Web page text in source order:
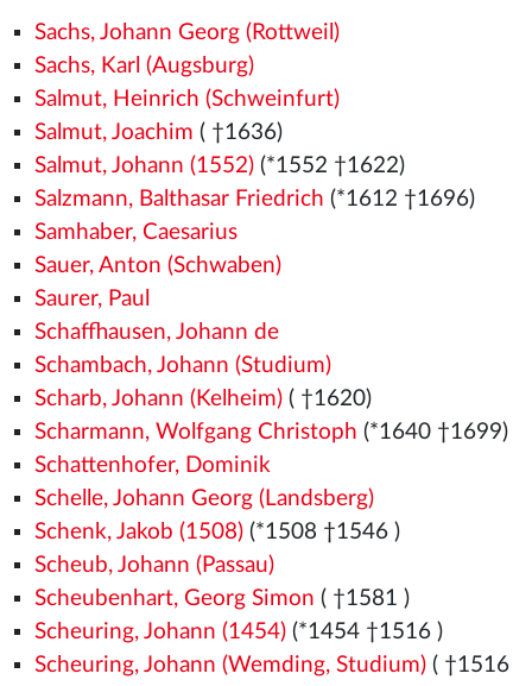
Sachs, Johann Georg (Rottweil)
Sachs, Karl (Augsburg)
Salmut, Heinrich (Schweinfurt)
Salmut, Joachim ( †1636)
Salmut, Johann (1552)(*1552 †1622)
Salzmann, Balthasar Friedrich (*1612 †1696)
Samhaber, Caesarius
Sauer, Anton (Schwaben)
Saurer, Paul
Schaffhausen, Johann de
Schambach, Johann (Studium)
Scharb, Johann (Kelheim)( †1620)
Scharmann, Wolfgang Christoph (*1640 †1699)
Schattenhofer, Dominik
Schelle, Johann Georg (Landsberg)
Schenk, Jakob (1508)(*1508 †1546 )
Scheub, Johann (Passau)
Scheubenhart, Georg Simon ( †1581 )
Scheuring, Johann (1454)(*1454 †1516 )
Scheuring, Johann (Wemding, Studium)( †1516